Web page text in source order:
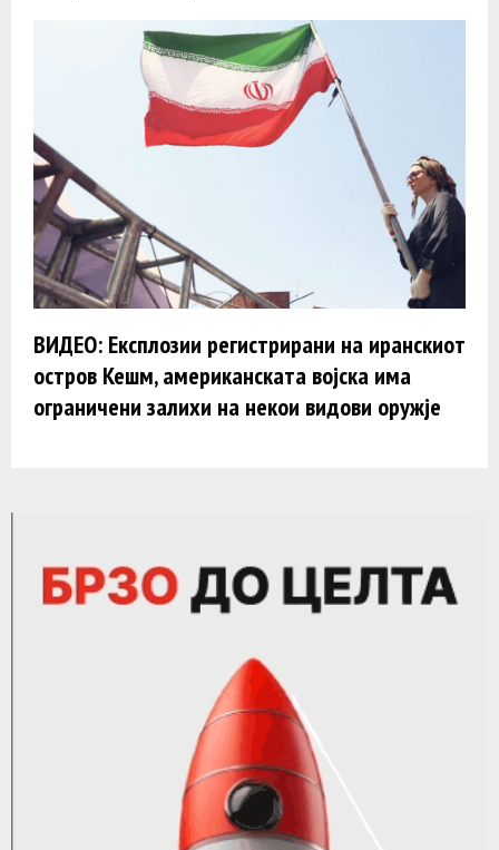
ВИДЕО: Експлозии регистрирани на иранскиот
остров Кешм, американската војска има
ограничени залихи на некои видови оружје